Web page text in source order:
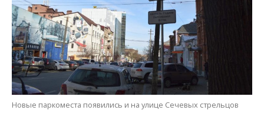
Новые паркоместа появились и на улице Сечевых стрельцов